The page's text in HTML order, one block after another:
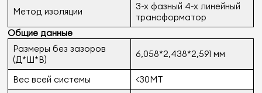
Метод изоляции
3-х фазный 4-х линейный
трансформатор
Общие данные
Размеры без зазоров
(Д*Ш*В)
6,058*2,438*2,591 мм
Вес всей системы
<30MT